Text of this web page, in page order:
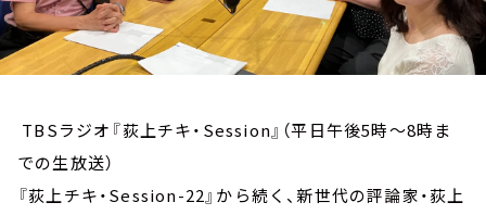
TBSラジオ『荻上チキ・Session』（平日午後5時～8時ま
での生放送）
『荻上チキ・Session-22』から続く、新世代の評論家・荻上